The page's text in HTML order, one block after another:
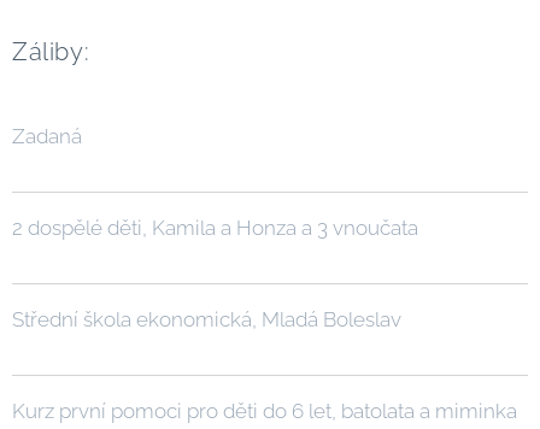
Záliby:
Zadaná
2 dospělé děti, Kamila a Honza a 3 vnoučata
Střední škola ekonomická, Mladá Boleslav
Kurz první pomoci pro děti do 6 let, batolata a miminka